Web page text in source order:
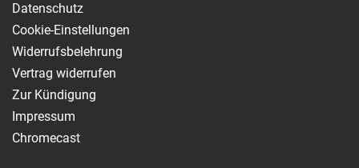
Datenschutz
Cookie-Einstellungen
Widerrufsbelehrung
Vertrag widerrufen
Zur Kündigung
Impressum
Chromecast